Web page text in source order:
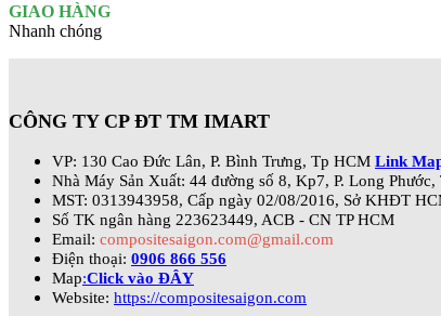
GIAO HÀNG
Nhanh chóng
CÔNG TY CP ĐT TM IMART
VP: 130 Cao Đức Lân, P. Bình Trưng, Tp HCM Link
Nhà Máy Sản Xuất: 44 đường số 8, Kp7, P. Long Phước,
MST: 0313943958, Cấp ngày 02/08/2016, Sở KHĐT
Số TK ngân hàng 223623449, ACB - CN TP HCM
Email: compositesaigon.com@gmail.com
Điện thoại: 0906 866 556
Map:Click vào ĐÂY
Website: https://compositesaigon.com